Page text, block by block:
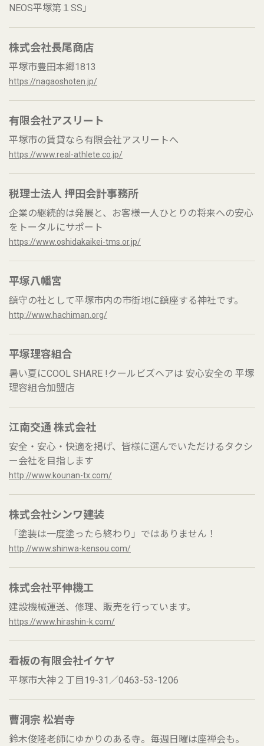
NEOS平塚第１SS」
株式会社長尾商店
平塚市豊田本郷1813
https://nagaoshoten.jp/
有限会社アスリート
平塚市の賃貸なら有限会社アスリートへ
https://www.real-athlete.co.jp/
税理士法人 押田会計事務所
企業の継続的は発展と、お客様一人ひとりの将来への安心
をトータルにサポート
https://www.oshidakaikei-tms.or.jp/
平塚八幡宮
鎮守の社として平塚市内の市街地に鎮座する神社です。
http://www.hachiman.org/
平塚理容組合
暑い夏にCOOL SHARE !クールビズヘアは 安心安全の 平塚
理容組合加盟店
江南交通 株式会社
安全・安心・快適を掲げ、皆様に選んでいただけるタクシ
ー会社を目指します
http://www.kounan-tx.com/
株式会社シンワ建装
「塗装は一度塗ったら終わり」ではありません！
http://www.shinwa-kensou.com/
株式会社平伸機工
建設機械運送、修理、販売を行っています。
https://www.hirashin-k.com/
看板の有限会社イケヤ
平塚市大神２丁目19-31／0463-53-1206
曹洞宗 松岩寺
鈴木俊隆老師にゆかりのある寺。毎週日曜は座禅会も。